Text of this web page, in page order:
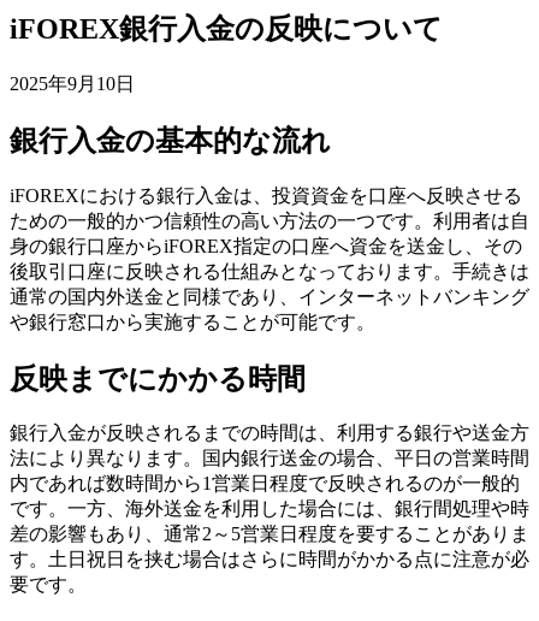
iFOREX銀行入金の反映について
2025年9月10日
銀行入金の基本的な流れ
iFOREXにおける銀行入金は、投資資金を口座へ反映させる
ための一般的かつ信頼性の高い方法の一つです。利用者は自
身の銀行口座からiFOREX指定の口座へ資金を送金し、その
後取引口座に反映される仕組みとなっております。手続きは
通常の国内外送金と同様であり、インターネットバンキング
や銀行窓口から実施することが可能です。
反映までにかかる時間
銀行入金が反映されるまでの時間は、利用する銀行や送金方
法により異なります。国内銀行送金の場合、平日の営業時間
内であれば数時間から1営業日程度で反映されるのが一般的
です。一方、海外送金を利用した場合には、銀行間処理や時
差の影響もあり、通常2～5営業日程度を要することがありま
す。土日祝日を挟む場合はさらに時間がかかる点に注意が必
要です。